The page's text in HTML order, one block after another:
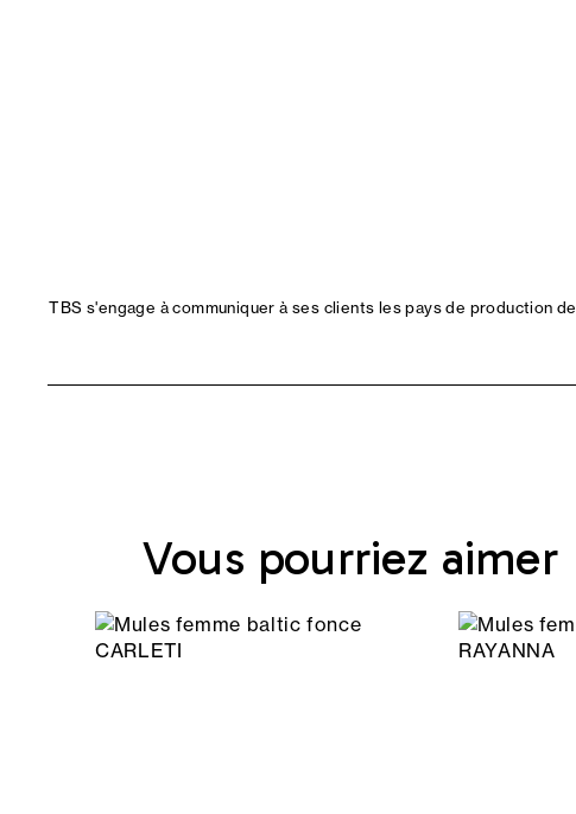
TBS s'engage à communiquer à ses clients les pays de production
Vous pourriez aimer